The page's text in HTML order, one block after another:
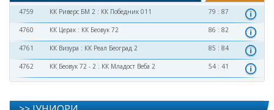
4759 КК Риверс БМ 2 : КК Победник 011 79 : 87
4760 КК Церак : КК Беовук 72 86 : 82
4761 КК Визура : КК Реал Београд 2 85 : 84
4762 КК Беовук 72 - 2 : КК Младост Веба 2 54 : 41